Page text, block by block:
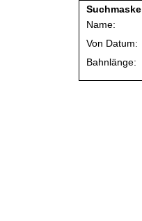
Suchmaske
Name:
Von Datum:
Bahnlänge: